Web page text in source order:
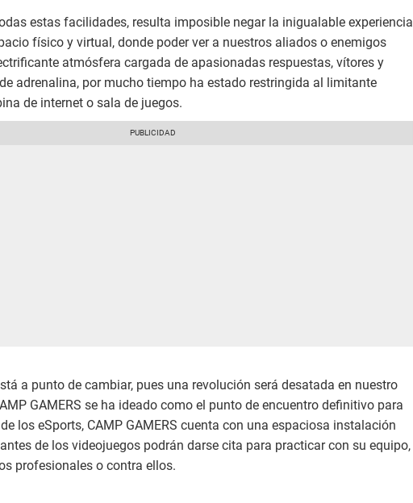
estas facilidades, resulta imposible negar la inigualable experiencia
físico y virtual, donde poder ver a nuestros aliados o enemigos
atmósfera cargada de apasionadas respuestas, vítores y
adrenalina, por mucho tiempo ha estado restringida al limitante
de internet o sala de juegos.
a punto de cambiar, pues una revolución será desatada en nuestro
GAMERS se ha ideado como el punto de encuentro definitivo para
los eSports, CAMP GAMERS cuenta con una espaciosa instalación
de los videojuegos podrán darse cita para practicar con su equipo,
profesionales o contra ellos.